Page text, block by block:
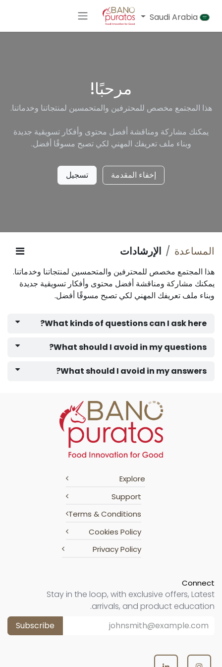
مرحبًا!
هذا المجتمع مخصص للمحترفين والمتحمسين لمنتجاتنا وخدماتنا.
يمكنك مشاركة ومناقشة أفضل محتوى وأفكار تسويقية جديدة
وبناء ملف تعريفك المهني لكي تصبح مسوقًا أفضل.
إخفاء المقدمة تسجيل
المساعدة الإرشادات
هذا المجتمع مخصص للمحترفين والمتحمسين لمنتجاتنا وخدماتنا.
يمكنك مشاركة ومناقشة أفضل محتوى وأفكار تسويقية جديدة
وبناء ملف تعريفك المهني لكي تصبح مسوقًا أفضل.
What kinds of questions can I ask here?
What should I avoid in my questions?
What should I avoid in my answers?
Explore
Support
Terms & Conditions
Cookies Policy
Privacy Policy
Connect
Stay in the loop, with exclusive offers, Latest
arrivals, and product education.
Subscribe